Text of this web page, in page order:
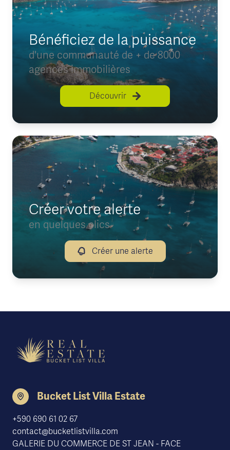
Bénéficiez de la puissance
d'une communauté de + de 8000
agences immobilières
Découvrir
Créer votre alerte
en quelques clics
Créer une alerte
Bucket List Villa Estate
+590 690 61 02 67
contact@bucketlistvilla.com
GALERIE DU COMMERCE DE ST JEAN - FACE